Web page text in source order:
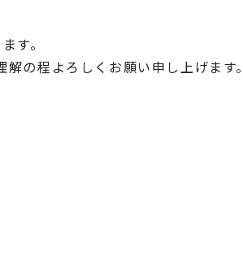
す。
の程よろしくお願い申し上げます。